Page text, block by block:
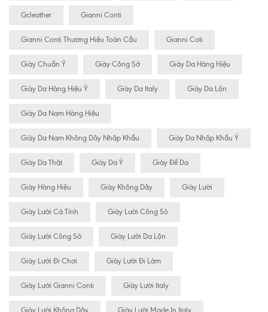
Gcleather Gianni Conti
Gianni Conti Thương Hiệu Toàn Cầu Gianni Coti
Giày Chuẩn Ý Giày Công Sở Giày Da Hàng Hiệu
Giày Da Hàng Hiệu Ý Giày Da Italy Giày Da Lộn
Giày Da Nam Hàng Hiệu
Giày Da Nam Không Dây Nhập Khẩu Giày Da Nhập Khẩu Ý
Giày Da Thật Giày Da Ý Giày Đế Da
Giày Hàng Hiệu Giày Không Dây Giày Lười
Giày Lười Cá Tính Giày Lười Công Sỏ
Giày Lười Công Sở Giày Lười Da Lộn
Giày Lười Đi Chơi Giày Lười Đi Làm
Giày Lười Gianni Conti Giày Lười Italy